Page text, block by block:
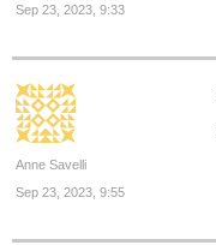
Sep 23, 2023, 9:33
Anne Savelli
Sep 23, 2023, 9:55